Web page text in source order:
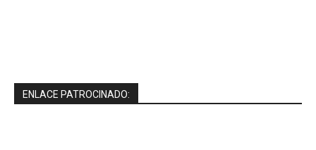
ENLACE PATROCINADO: